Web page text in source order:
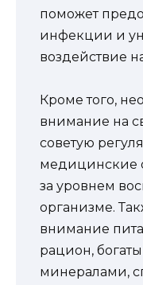
поможет
инфекции и
воздействие
Кроме того,
внимание на
советую
медицинские
за уровнем
организме.
внимание
рацион,
минералами,